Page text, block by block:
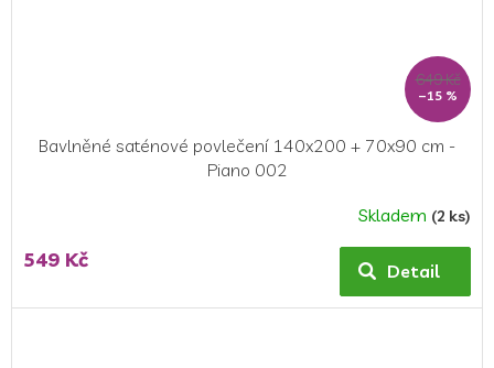
649 Kč
–15 %
Bavlněné saténové povlečení 140x200 + 70x90 cm -
Piano 002
Skladem (2 ks)
549 Kč Detail